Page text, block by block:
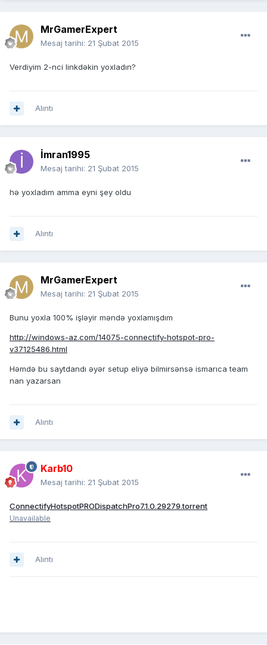
MrGamerExpert
Mesaj tarihi: 21 Şubat 2015
Verdiyim 2-nci linkdəkin yoxladın?
Alıntı
İmran1995
Mesaj tarihi: 21 Şubat 2015
hə yoxladım amma eyni şey oldu
Alıntı
MrGamerExpert
Mesaj tarihi: 21 Şubat 2015
Bunu yoxla 100% işləyir məndə yoxlamışdım
http://windows-az.com/14075-connectify-hotspot-pro-
v37125486.html
Həmdə bu saytdandı əyər setup eliyə bilmirsənsə ismarıca team
nan yazarsan
Alıntı
Karb10
Mesaj tarihi: 21 Şubat 2015
ConnectifyHotspotPRODispatchPro7.1.0.29279.torrent
Unavailable
Alıntı